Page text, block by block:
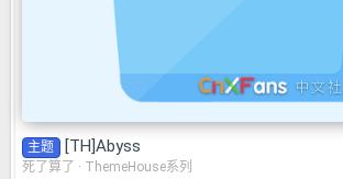
主题 [TH]Abyss
死了算了
ThemeHouse系列